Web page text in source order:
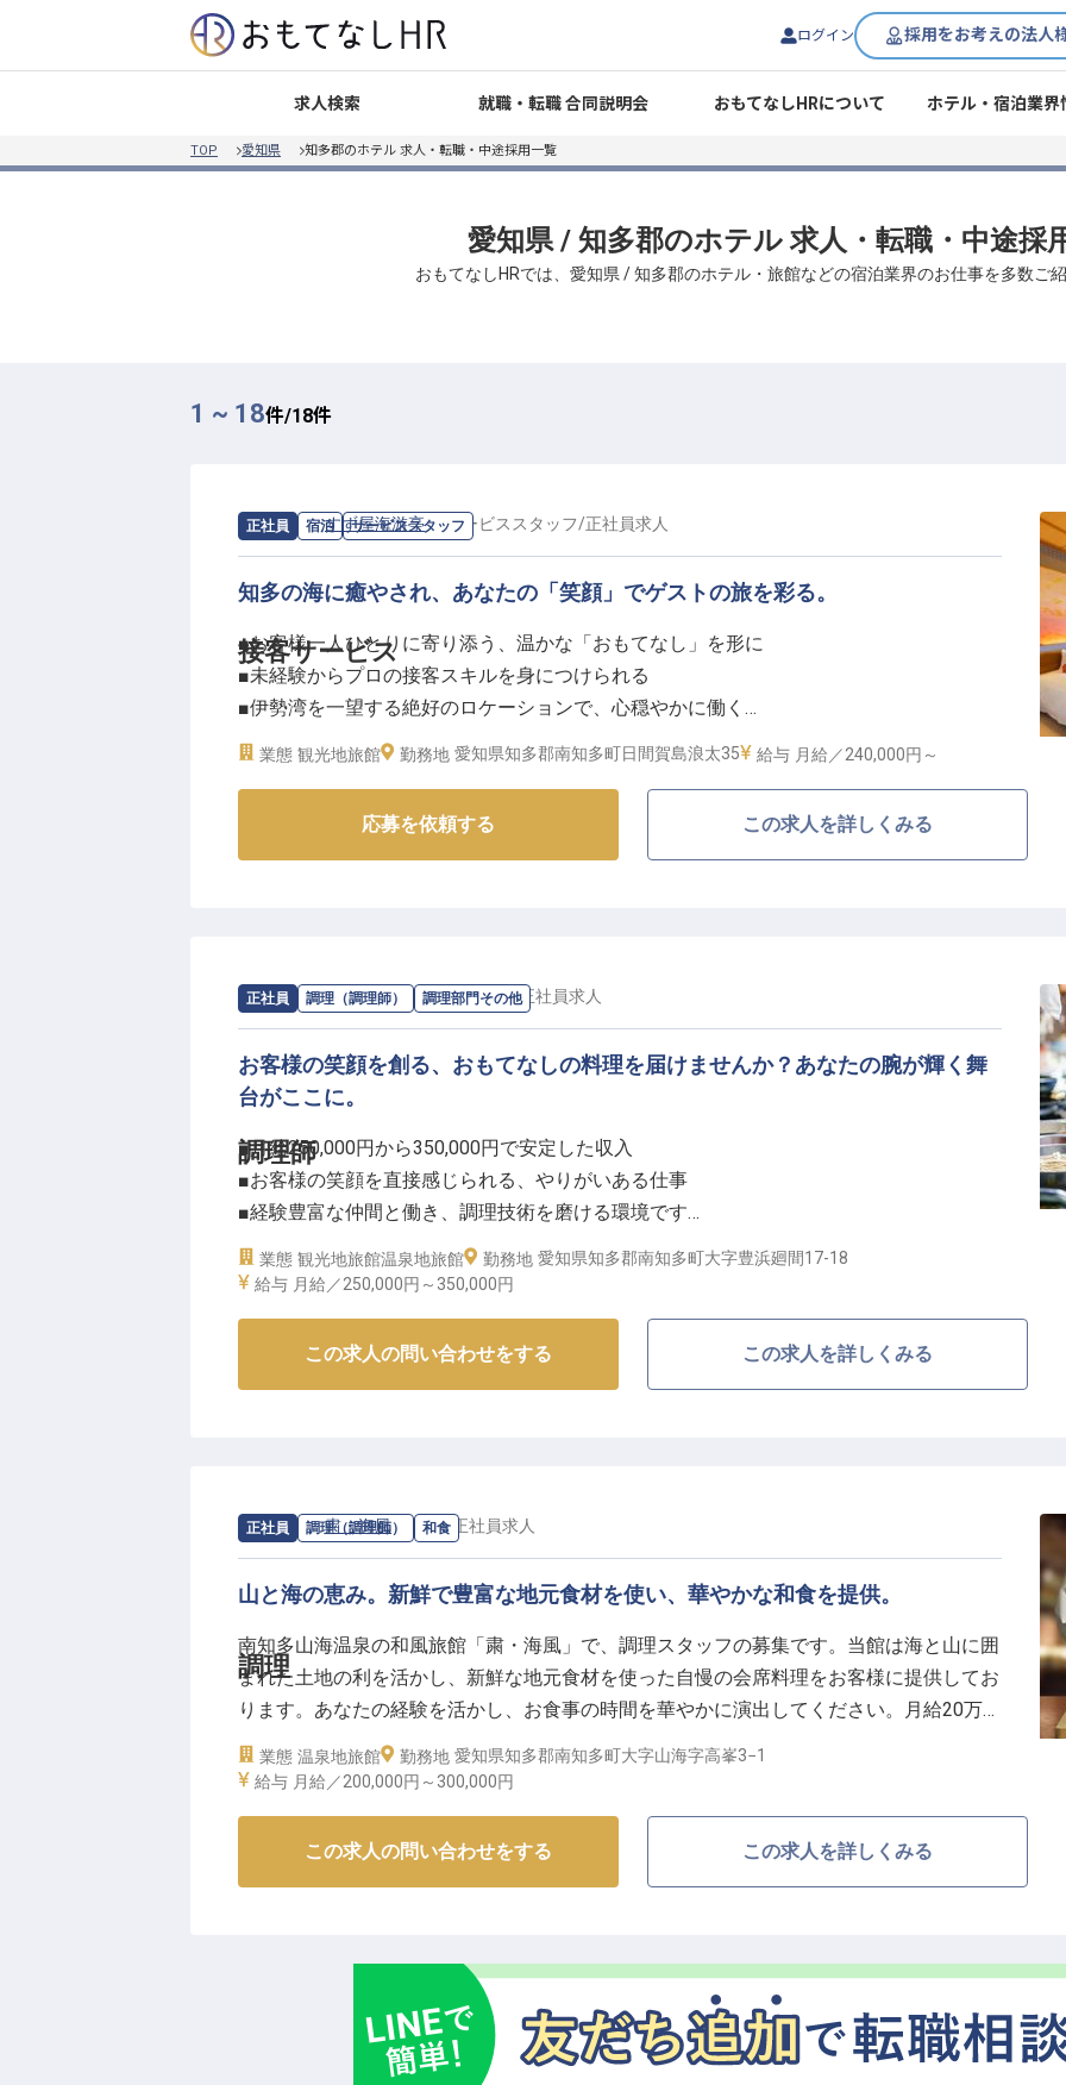
ログイン 採用をお考えの法人
求人検索 就職・転職 合同説明会 おもてなしHRについて ホテル・宿泊業界
TOP 愛知県 知多郡のホテル 求人・転職・中途採用一覧
愛知県 / 知多郡のホテル 求人・転職・中途採
おもてなしHRでは、愛知県 / 知多郡のホテル・旅館などの宿泊業界のお仕事を多数ご
1 ~ 18件/18件
正社員 宿泊 サービススタッフ
接客サービス
求人情報：すず屋海游亭のサービススタッフ/正社員求人
知多の海に癒やされ、あなたの「笑顔」でゲストの旅を彩る。
■お客様一人ひとりに寄り添う、温かな「おもてなし」を形に
■未経験からプロの接客スキルを身につけられる
■伊勢湾を一望する絶好のロケーションで、心穏やかに働く
■チームワークを大切にするアットホームな職場で、自分らしく成長
「すず屋海游亭」は、美しい海と夕景、そして知多の豊かな海の幸を愉しむ宿として、多
くのお客様に愛されています。
ーー【「気づき」を大切に、一歩先を行くおもてなしのプロへ】
当館の接客サービスの仕事は、ホテルの印象を決める「顔」となる重要な役割です。
お出迎えからお見送りまで、お客様の滞在シーンをトータルでサポートします。
PDCAを実践し、自分なりのサービススタイルを磨くことができます。
未経験の方でも、先輩スタッフが寄り添って指導しますので、一歩ずつ着実におもてなし
のプロへと成長できる環境が整っています。
※2026年6月1日時点の情報です
業態 観光地旅館 勤務地 愛知県知多郡南知多町日間賀島浪太35 給与 月給／240,000円～
応募を依頼する この求人を詳しくみる
正社員 調理（調理師） 調理部門その他
調理師
求人情報：花乃丸の調理部門その他/正社員求人
お客様の笑顔を創る、おもてなしの料理を届けませんか？あなたの腕が輝く舞
台がここに。
■月給250,000円から350,000円で安定した収入
■お客様の笑顔を直接感じられる、やりがいある仕事
■経験豊富な仲間と働き、調理技術を磨ける環境です
■シフト制でプライベートも充実、社会保険も完備
お客様の旅の思い出を彩る、心を込めたお料理を提供しませんか。
お客様の心に残るおもてなしを、あなたの手で創造してください。
ーー【技術を磨き、未来へ繋がるキャリアを築く】
経験豊富な調理師や板前が多数在籍する当施設では、日々の業務を通じて確かな調理技術
を習得し、さらに高めていくことができます。
仕込みから調理まで、幅広い業務に携わる中で、あなたのスキルは着実に向上し、仕事の
幅も大きく広がっていくでしょう。
新しい技術や知識を積極的に学び、自身の成長を実感しながら、お客様に感動を与える料
理人としてのキャリアを築いていける環境です。
※2026年03月06日時点の情報です
業態 観光地旅館温泉地旅館 勤務地 愛知県知多郡南知多町大字豊浜廻間17-18
給与 月給／250,000円～ 350,000円
この求人の問い合わせをする この求人を詳しくみる
正社員 調理（調理師） 和食
調理
求人情報：粛・海風の 和食/ 正社員求人
山と海の恵み。新鮮で豊富な地元食材を使い、華やかな和食を提供。
南知多山海温泉の和風旅館「粛・海風」で、調理スタッフの募集です。当館は海と山に囲
まれた土地の利を活かし、新鮮な地元食材を使った自慢の会席料理をお客様に提供してお
ります。あなたの経験を活かし、お食事の時間を華やかに演出してください。月給20万円
から。能力、成果により30万円以上をご用意。年2回の賞与、住宅手当の支給あり。住ま
いをお探しの方は紹介も可能です。伊勢湾の絶景を望む宿で一緒に働きませんか？※2023
業態 温泉地旅館 勤務地 愛知県知多郡南知多町大字山海字高峯3−1
給与 月給／200,000円～ 300,000円
この求人の問い合わせをする この求人を詳しくみる